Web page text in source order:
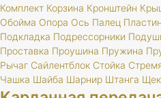
Комплект Корзина Кронштейн
Обойма Опора Ось Палец
Подкладка Подрессорники
Проставка Проушина Пружина
Рычаг Сайлентблок Стойка
Чашка Шайба Шарнир Штанга